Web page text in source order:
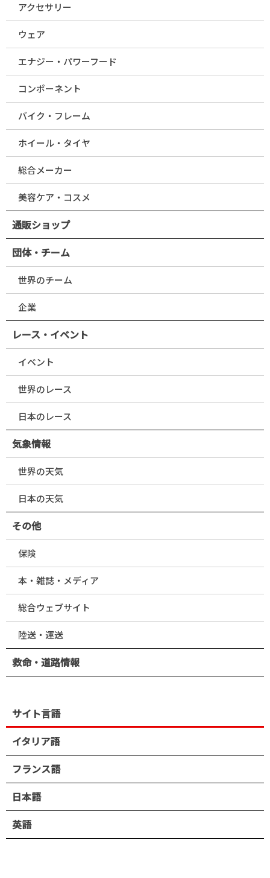
アクセサリー
ウェア
エナジー・パワーフード
コンポーネント
バイク・フレーム
ホイール・タイヤ
総合メーカー
美容ケア・コスメ
通販ショップ
団体・チーム
世界のチーム
企業
レース・イベント
イベント
世界のレース
日本のレース
気象情報
世界の天気
日本の天気
その他
保険
本・雑誌・メディア
総合ウェブサイト
陸送・運送
救命・道路情報
サイト言語
イタリア語
フランス語
日本語
英語